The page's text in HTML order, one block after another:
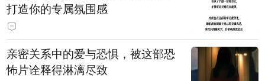
打造你的专属氛围感
亲密关系中的爱与恐惧，被这部恐
怖片诠释得淋漓尽致